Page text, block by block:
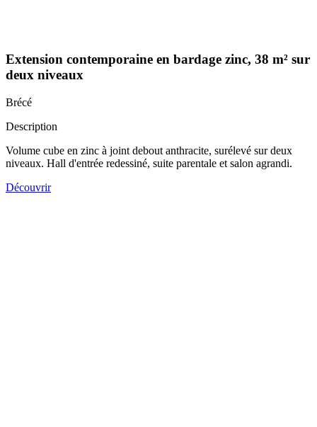
Extension contemporaine en bardage zinc, 38 m² sur
deux niveaux
Brécé
Description
Volume cube en zinc à joint debout anthracite, surélevé sur deux
niveaux. Hall d'entrée redessiné, suite parentale et salon agrandi.
Découvrir